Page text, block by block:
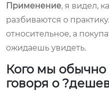
Применение, я видел,
разбиваются о
относительное, а
ожидаешь увидеть.
Кого мы
говоря о